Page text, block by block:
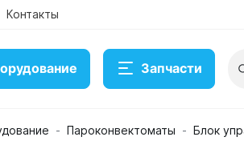
Контакты
Запчасти
Пароконвектоматы Блок